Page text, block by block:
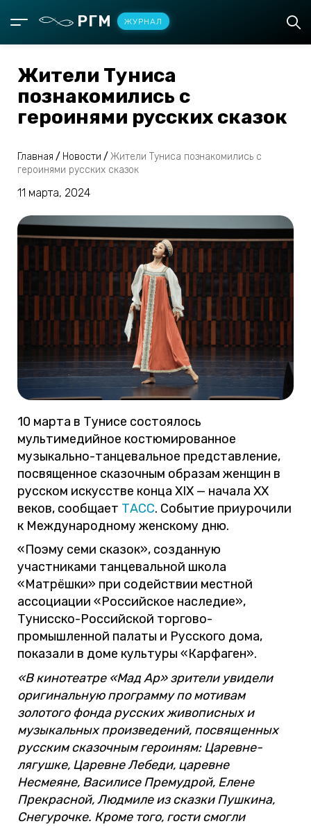
РГМ ЖУРНАЛ
Жители Туниса
познакомились с
героинями русских сказок
Главная / Новости / Жители Туниса познакомились с
героинями русских сказок
11 марта, 2024
10 марта в Тунисе состоялось
мультимедийное костюмированное
музыкально-танцевальное представление,
посвященное сказочным образам женщин в
русском искусстве конца XIX — начала XX
веков, сообщает ТАСС. Событие приурочили
к Международному женскому дню.
«Поэму семи сказок», созданную
участниками танцевальной школа
«Матрёшки» при содействии местной
ассоциации «Российское наследие»,
Тунисско-Российской торгово-
промышленной палаты и Русского дома,
показали в доме культуры «Карфаген».
«В кинотеатре «Мад Ар» зрители увидели
оригинальную программу по мотивам
золотого фонда русских живописных и
музыкальных произведений, посвященных
русским сказочным героиням: Царевне-
лягушке, Царевне Лебеди, царевне
Несмеяне, Василисе Премудрой, Елене
Прекрасной, Людмиле из сказки Пушкина,
Снегурочке. Кроме того, гости смогли